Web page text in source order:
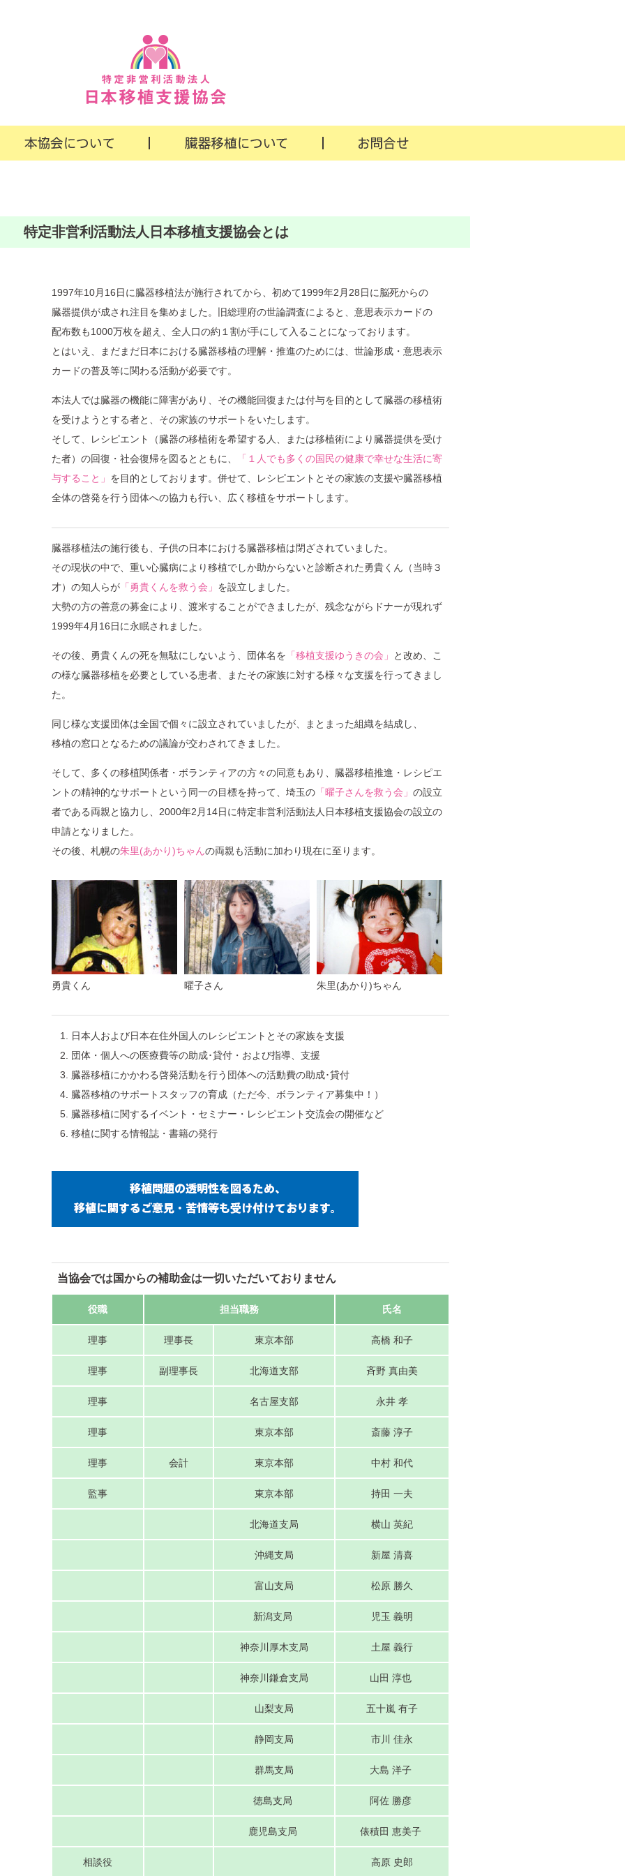
特定非営利活動法人日本移植支援協会とは
1997年10月16日に臓器移植法が施行されてから、初めて1999年2月28日に脳死からの
臓器提供が成され注目を集めました。旧総理府の世論調査によると、意思表示カードの
配布数も1000万枚を超え、全人口の約１割が手にして入ることになっております。
とはいえ、まだまだ日本における臓器移植の理解・推進のためには、世論形成・意思表示
カードの普及等に関わる活動が必要です。
本法人では臓器の機能に障害があり、その機能回復または付与を目的として臓器の移植術
を受けようとする者と、その家族のサポートをいたします。
そして、レシピエント（臓器の移植術を希望する人、または移植術により臓器提供を受け
た者）の回復・社会復帰を図るとともに、
「１人でも多くの国民の健康で幸せな生活に寄
与すること」 を目的としております。併せて、レシピエントとその家族の支援や臓器移植
全体の啓発を行う団体への協力も行い、広く移植をサポートします。
臓器移植法の施行後も、子供の日本における臓器移植は閉ざされていました。
その現状の中で、重い心臓病により移植でしか助からないと診断された勇貴くん（当時３
才）の知人らが 「勇貴くんを救う会」 を設立しました。
大勢の方の善意の募金により、渡米することができましたが、残念ながらドナーが現れず
1999年4月16日に永眠されました。
その後、勇貴くんの死を無駄にしないよう、団体名を 「移植支援ゆうきの会」
と改め、こ
の様な臓器移植を必要としている患者、またその家族に対する様々な支援を行ってきまし
た。
同じ様な支援団体は全国で個々に設立されていましたが、まとまった組織を結成し、
移植の窓口となるための議論が交わされてきました。
そして、多くの移植関係者・ボランティアの方々の同意もあり、臓器移植推進・レシピエ
ントの精神的なサポートという同一の目標を持って、埼玉の 「曜子さんを救う会」 の設立
者である両親と協力し、2000年2月14日に特定非営利活動法人日本移植支援協会の設立の
申請となりました。
その後、札幌の朱里(あかり)ちゃんの両親も活動に加わり現在に至ります。
勇貴くん 曜子さん 朱里(あかり)ちゃん
日本人および日本在住外国人のレシピエントとその家族を支援
団体・個人への医療費等の助成･貸付・および指導、支援
臓器移植にかかわる啓発活動を行う団体への活動費の助成･貸付
臓器移植のサポートスタッフの育成（ただ今、ボランティア募集中！）
臓器移植に関するイベント・セミナー・レシピエント交流会の開催など
移植に関する情報誌・書籍の発行
会では国からの補助金は一切いただいておりません
役職 担当職務 氏名
理事 理事長 東京本部 高橋 和子
理事 副理事長 北海道支部 斉野 真由美
理事 名古屋支部 永井 孝
理事 東京本部 斎藤 淳子
理事 会計 東京本部 中村 和代
監事 東京本部 持田 一夫
北海道支局 横山 英紀
沖縄支局 新屋 清喜
富山支局 松原 勝久
新潟支局 児玉 義明
神奈川厚木支局 土屋 義行
神奈川鎌倉支局 山田 淳也
山梨支局 五十嵐 有子
静岡支局 市川 佳永
群馬支局 大島 洋子
徳島支局 阿佐 勝彦
鹿児島支局 俵積田 恵美子
相談役 高原 史郎